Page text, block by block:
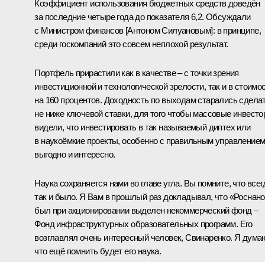
Коэффициент использования бюджетных средств доведён
за последние четыре года до показателя 6,2. Обсуждали
с Министром финансов [Антоном Силуановым]: в принципе,
среди госкомпаний это совсем неплохой результат.
Портфель прирастили как в качестве – с точки зрения
инвестиционной и технологической зрелости, так и в
на 160 процентов. Доходность по выходам старались
не ниже ключевой ставки, для того чтобы массовые
видели, что инвестировать в так называемый диптех или
в наукоёмкие проекты, особенно с правильным
выгодно и интересно.
Наука сохраняется нами во главе угла. Вы помните, что
так и было. Я Вам в прошлый раз докладывал, что
был при акционировании выделен некоммерческий фонд –
Фонд инфраструктурных образовательных программ. Его
возглавлял очень интересный человек, Свинаренко. Я
что ещё помнить будет его наука.